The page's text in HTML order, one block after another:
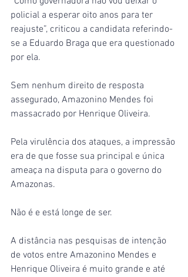
policial a esperar oito anos para ter
reajuste”, criticou a candidata referindo-
se a Eduardo Braga que era questionado
por ela.
Sem nenhum direito de resposta
assegurado, Amazonino Mendes foi
massacrado por Henrique Oliveira.
Pela virulência dos ataques, a impressão
era de que fosse sua principal e única
ameaça na disputa para o governo do
Amazonas.
Não é e está longe de ser.
A distância nas pesquisas de intenção
de votos entre Amazonino Mendes e
Henrique Oliveira é muito grande e até